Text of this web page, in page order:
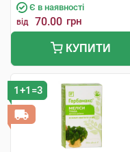
Є в наявності
від 70.00 грн
КУПИТИ
1+1=3